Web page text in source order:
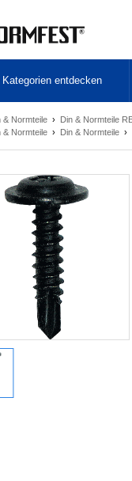
entdecken
& Normteile › Din & Normteile
& Normteile › Din & Normteile ›